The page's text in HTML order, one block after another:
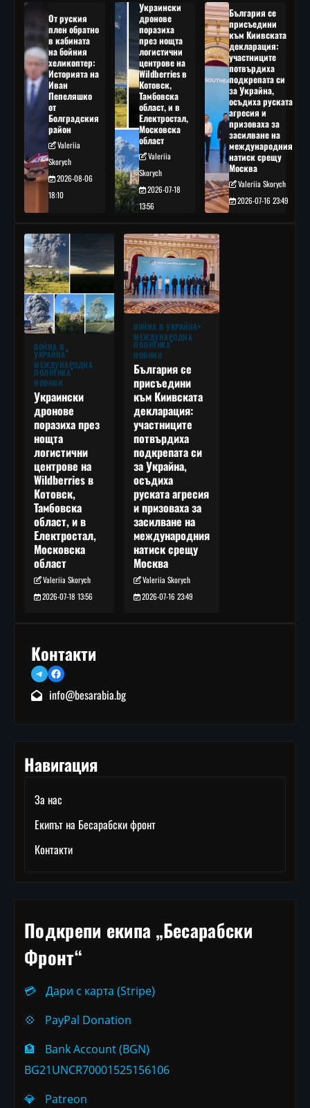
От руския
плен обратно
в кабината
на бойния
хеликоптер:
Историята на
Иван
Пепеляшко
от
Болградския
район
Valeriia
Skorych
2026-08-06
18:10
Украински
дронове
поразиха
през нощта
логистични
центрове на
Wildberries в
Котовск,
Тамбовска
област, и в
Електростал,
Московска
област
Valeriia
Skorych
2026-07-18
13:56
България се
присъедини
към Киивската
декларация:
участниците
потвърдиха
подкрепата си
за Украйна,
осъдиха руската
агресия и
призоваха за
засилване на
международния
натиск срещу
Москва
Valeriia Skorych
2026-07-16 23:49
ВОЙНА В
УКРАЙНА
МЕЖДУНАРОДНА
ПОЛИТИКА
НОВИНИ
Украински
дронове
поразиха през
нощта
логистични
центрове на
Wildberries в
Котовск,
Тамбовска
област, и в
Електростал,
Московска
област
Valeriia Skorych
2026-07-18 13:56
ВОЙНА В УКРАЙНА
МЕЖДУНАРОДНА
ПОЛИТИКА
НОВИНИ
България се
присъедини
към Киивската
декларация:
участниците
потвърдиха
подкрепата си
за Украйна,
осъдиха
руската агресия
и призоваха за
засилване на
международния
натиск срещу
Москва
Valeriia Skorych
2026-07-16 23:49
Контакти
TelegramFacebook
info@besarabia.bg
Навигация
За нас
Екипът на Бесарабски фронт
Контакти
Подкрепи екипа „Бесарабски
Фронт“
💳
Дари с карта (Stripe)
💠
PayPal Donation
🏦
Bank Account (BGN)
BG21UNCR70001525156106
💎
Patreon